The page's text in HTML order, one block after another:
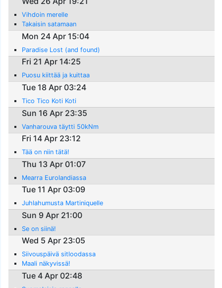
Vihdoin merelle
Takaisin satamaan
Mon 24 Apr 15:04
Paradise Lost (and found)
Fri 21 Apr 14:25
Puosu kiittää ja kuittaa
Tue 18 Apr 03:24
Tico Tico Koti Koti
Sun 16 Apr 23:35
Vanharouva täytti 50kNm
Fri 14 Apr 23:12
Tää on niin tätä!
Thu 13 Apr 01:07
Mearra Eurolandiassa
Tue 11 Apr 03:09
Juhlahumusta Martiniquelle
Sun 9 Apr 21:00
Se on siinä!
Wed 5 Apr 23:05
Siivouspäivä sitloodassa
Maali näkyvissä!
Tue 4 Apr 02:48